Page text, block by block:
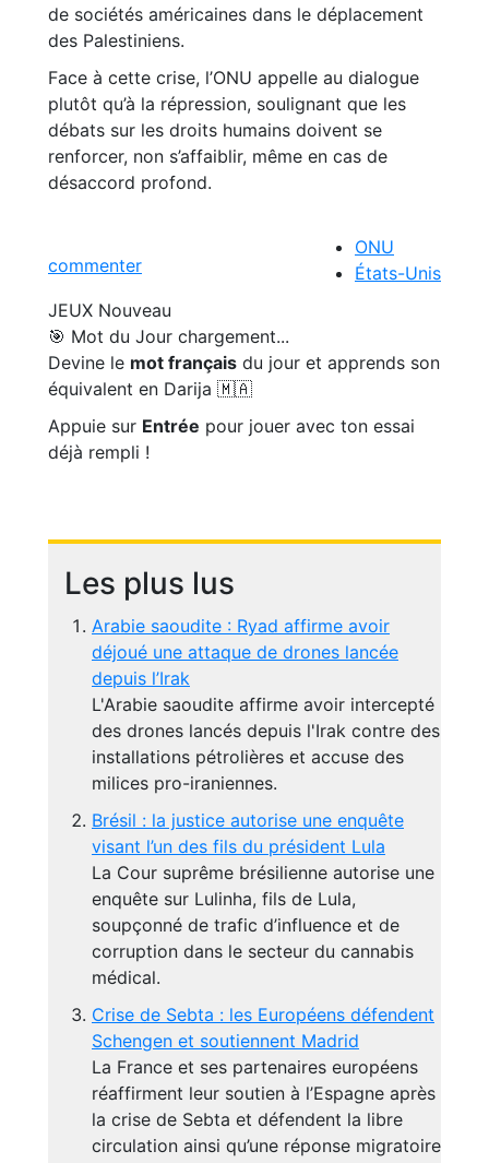
de sociétés américaines dans le déplacement
des Palestiniens.
Face à cette crise, l’ONU appelle au dialogue
plutôt qu’à la répression, soulignant que les
débats sur les droits humains doivent se
renforcer, non s’affaiblir, même en cas de
désaccord profond.
commenter
ONU
États-Unis
JEUX Nouveau
🎯 Mot du Jour chargement...
Devine le mot français du jour et apprends son
équivalent en Darija 🇲🇦
Appuie sur Entrée pour jouer avec ton essai
déjà rempli !
Les plus lus
Arabie saoudite : Ryad affirme avoir
déjoué une attaque de drones lancée
depuis l’Irak
L'Arabie saoudite affirme avoir intercepté
des drones lancés depuis l'Irak contre des
installations pétrolières et accuse des
milices pro-iraniennes.
Brésil : la justice autorise une enquête
visant l’un des fils du président Lula
La Cour suprême brésilienne autorise une
enquête sur Lulinha, fils de Lula,
soupçonné de trafic d’influence et de
corruption dans le secteur du cannabis
médical.
Crise de Sebta : les Européens défendent
Schengen et soutiennent Madrid
La France et ses partenaires européens
réaffirment leur soutien à l’Espagne après
la crise de Sebta et défendent la libre
circulation ainsi qu’une réponse migratoire